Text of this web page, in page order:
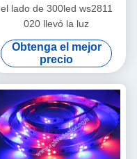
el lado de 300led ws2811
020 llevó la luz
Obtenga el mejor
precio